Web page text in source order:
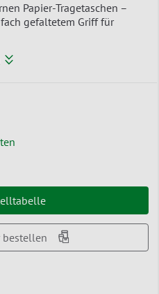
Papier-Tragetaschen –
gefaltetem Griff für
bestellen